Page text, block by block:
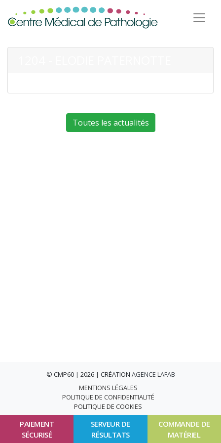
PAIEMENT
SÉCURISÉ
SERVEUR DE
RÉSULTATS
COMMANDE DE
MATÉRIEL
Toutes les actualités
© CMP60 | 2026 | CRÉATION AGENCE LAFAB
MENTIONS LÉGALES
POLITIQUE DE CONFIDENTIALITÉ
POLITIQUE DE COOKIES